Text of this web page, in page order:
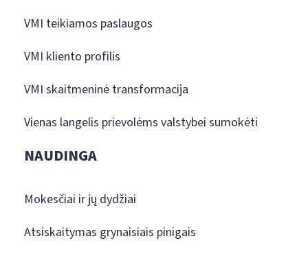
VMI teikiamos paslaugos
VMI kliento profilis
VMI skaitmeninė transformacija
Vienas langelis prievolėms valstybei sumokėti
NAUDINGA
Mokesčiai ir jų dydžiai
Atsiskaitymas grynaisiais pinigais